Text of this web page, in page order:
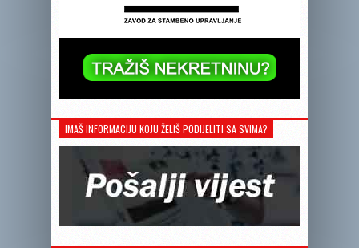
IMAŠ INFORMACIJU KOJU ŽELIŠ PODIJELITI SA SVIMA?